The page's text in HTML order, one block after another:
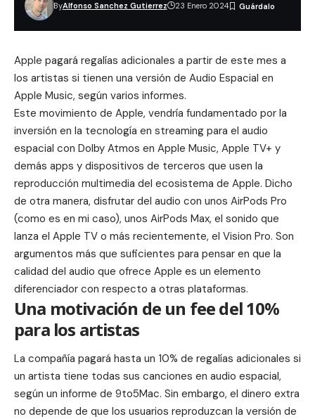
ByAlfonso Sanchez Gutierrez 23 Enero 2024
Apple pagará regalías adicionales a partir de este mes a
los artistas si tienen una versión de Audio Espacial en
Apple Music, según varios informes.
Este movimiento de Apple, vendría fundamentado por la
inversión en la tecnología en streaming para el audio
espacial con Dolby Atmos en Apple Music, Apple TV+ y
demás apps y dispositivos de terceros que usen la
reproducción multimedia del ecosistema de Apple. Dicho
de otra manera, disfrutar del audio con unos AirPods Pro
(como es en mi caso), unos AirPods Max, el sonido que
lanza el Apple TV o más recientemente, el Vision Pro. Son
argumentos más que suficientes para pensar en que la
calidad del audio que ofrece Apple es un elemento
diferenciador con respecto a otras plataformas.
Una motivación de un fee del 10%
para los artistas
La compañía pagará hasta un 10% de regalías adicionales si
un artista tiene todas sus canciones en audio espacial,
según un informe de 9to5Mac. Sin embargo, el dinero extra
no depende de que los usuarios reproduzcan la versión de